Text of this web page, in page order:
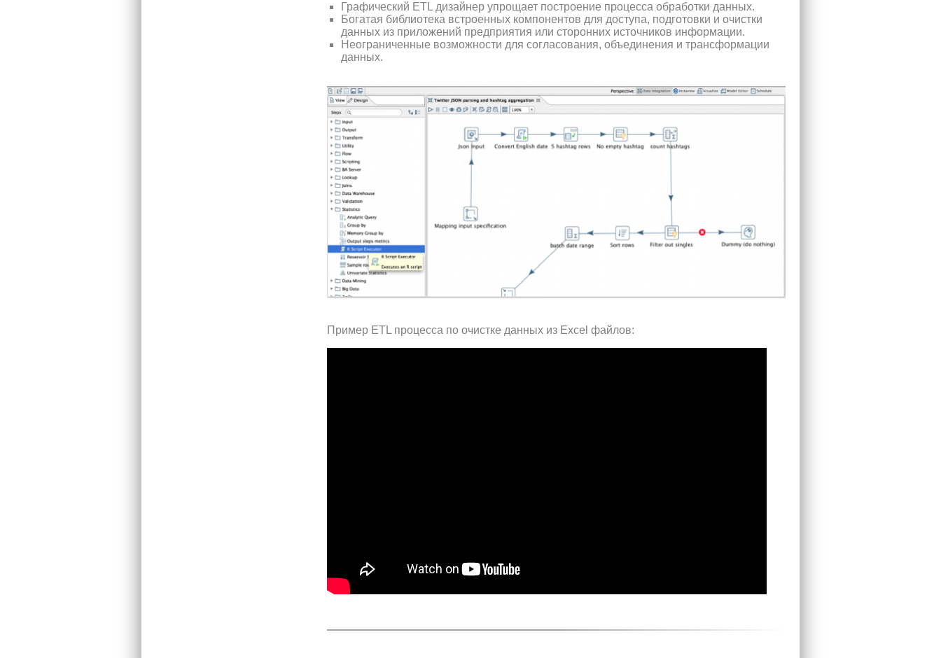
Графический ETL дизайнер упрощает построение процесса обработки данных.
Богатая библиотека встроенных компонентов для доступа, подготовки и очистки
данных из приложений предприятия или сторонних источников информации.
Неограниченные возможности для согласования, объединения и трансформации
данных.
Пример ETL процесса по очистке данных из Excel файлов: